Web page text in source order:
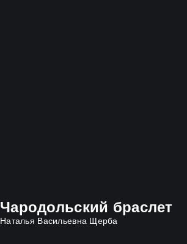
Чародольский браслет
Наталья Васильевна Щерба